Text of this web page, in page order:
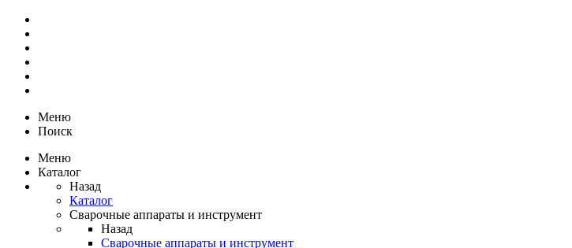
Меню
Поиск
Меню
Каталог
Назад
Каталог
Сварочные аппараты и инструмент
Назад
Сварочные аппараты и инструмент